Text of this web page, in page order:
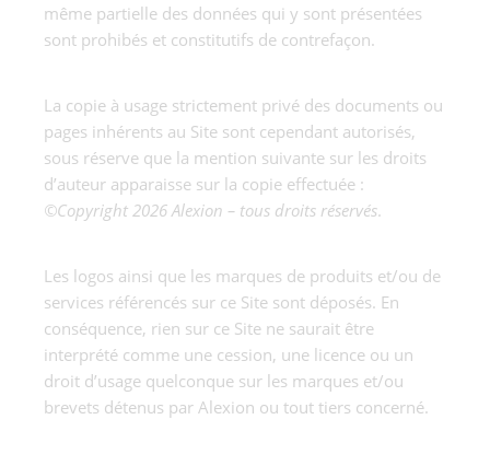
même partielle des données qui y sont présentées
sont prohibés et constitutifs de contrefaçon.
La copie à usage strictement privé des documents ou
pages inhérents au Site sont cependant autorisés,
sous réserve que la mention suivante sur les droits
d’auteur apparaisse sur la copie effectuée :
©Copyright 2026 Alexion – tous droits réservés.
Les logos ainsi que les marques de produits et/ou de
services référencés sur ce Site sont déposés. En
conséquence, rien sur ce Site ne saurait être
interprété comme une cession, une licence ou un
droit d’usage quelconque sur les marques et/ou
brevets détenus par Alexion ou tout tiers concerné.